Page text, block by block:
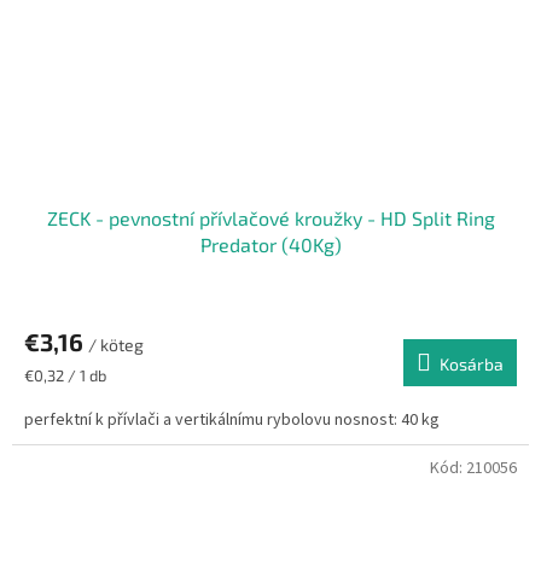
ZECK - pevnostní přívlačové kroužky - HD Split Ring
Predator (40Kg)
€3,16 / köteg
Egységár:
€0,32 / 1 db
Kosárba
perfektní k přívlači a vertikálnímu rybolovu nosnost: 40 kg
Kód: 210056